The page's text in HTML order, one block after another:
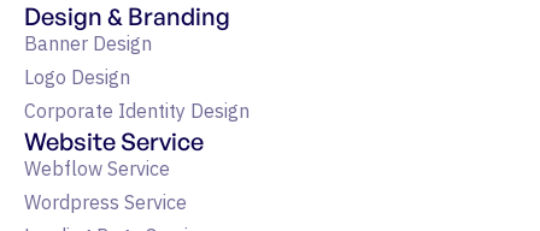
Design & Branding
Banner Design
Logo Design
Corporate Identity Design
Website Service
Webflow Service
Wordpress Service